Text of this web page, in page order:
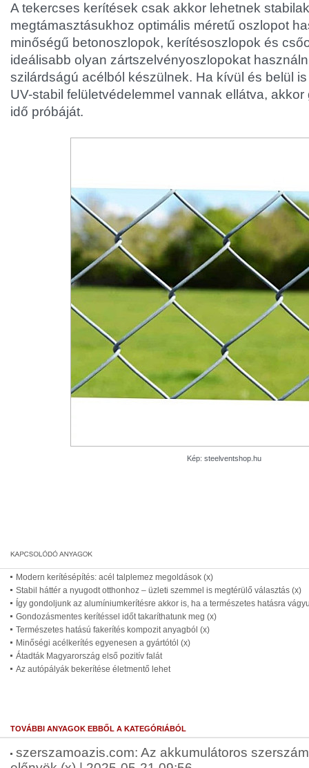
A tekercses kerítések csak akkor lehetnek
megtámasztásukhoz optimális méretű oszlopot
minőségű betonoszlopok, kerítésoszlopok és
ideálisabb olyan zártszelvényoszlopokat
szilárdságú acélból készülnek. Ha kívül és belül
UV-stabil felületvédelemmel vannak ellátva,
idő próbáját.
Kép: steelventshop.hu
Modern kerítésépítés: acél talplemez megoldások (x)
Stabil háttér a nyugodt otthonhoz – üzleti szemmel is megtérülő választás (x)
Így gondoljunk az alumíniumkerítésre akkor is, ha a természetes hatásra
Gondozásmentes kerítéssel időt takaríthatunk meg (x)
Természetes hatású fakerítés kompozit anyagból (x)
Minőségi acélkerítés egyenesen a gyártótól (x)
Átadták Magyarország első pozitív falát
Az autópályák bekerítése életmentő lehet
TOVÁBBI ANYAGOK EBBŐL A KATEGÓRIÁBÓL
szerszamoazis.com: Az akkumulátoros